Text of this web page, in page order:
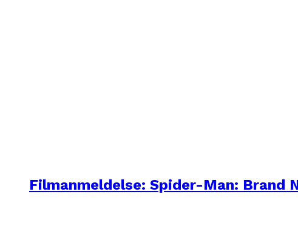
Filmanmeldelse: Spider-Man: Brand